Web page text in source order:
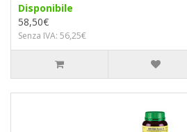
Disponibile
58,50€
Senza IVA: 56,25€